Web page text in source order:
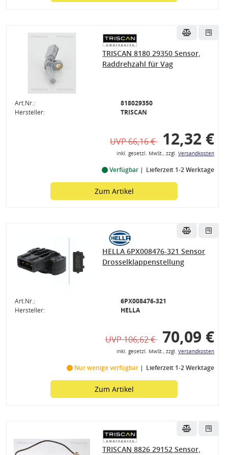
TRISCAN 8180 29350 Sensor,
Raddrehzahl für Vag
Art.Nr.:
818029350
Hersteller:
TRISCAN
UVP 66,16 € 12,32 €
inkl. gesetzl. MwSt., zzgl. Versandkosten
Verfügbar Lieferzeit 1-2 Werktage
Zum Artikel
HELLA 6PX008476-321 Sensor
Drosselklappenstellung
Art.Nr.:
6PX008476-321
Hersteller:
HELLA
UVP 106,62 € 70,09 €
inkl. gesetzl. MwSt., zzgl. Versandkosten
Nur wenige verfügbar Lieferzeit 1-2 Werktage
Zum Artikel
TRISCAN 8826 29152 Sensor,